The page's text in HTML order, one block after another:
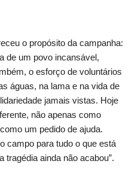
o propósito da campanha:
de um povo incansável,
o esforço de voluntários
águas, na lama e na vida de
jamais vistas. Hoje
não apenas como
um pedido de ajuda.
campo para tudo o que está
tragédia ainda não acabou”.